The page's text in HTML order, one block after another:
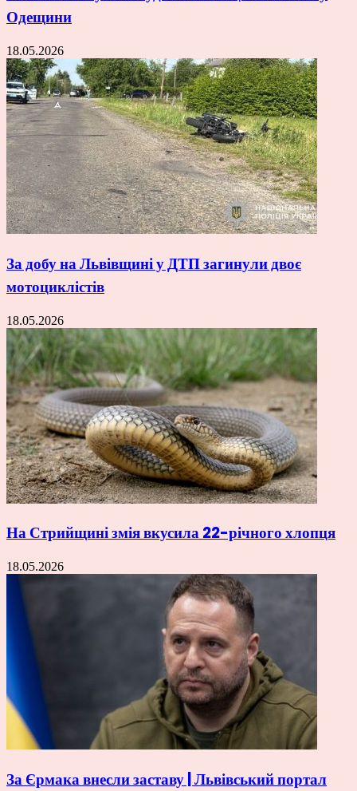
Одещини
18.05.2026
За добу на Львівщині у ДТП загинули двоє
мотоциклістів
18.05.2026
На Стрийщині змія вкусила 22-річного хлопця
18.05.2026
За Єрмака внесли заставу | Львівський портал